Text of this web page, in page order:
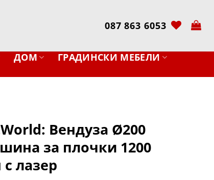
087 863 6053
ДОМ
ГРАДИНСКИ МЕБЕЛИ
Вендуза Ø200
за плочки 1200
лазер